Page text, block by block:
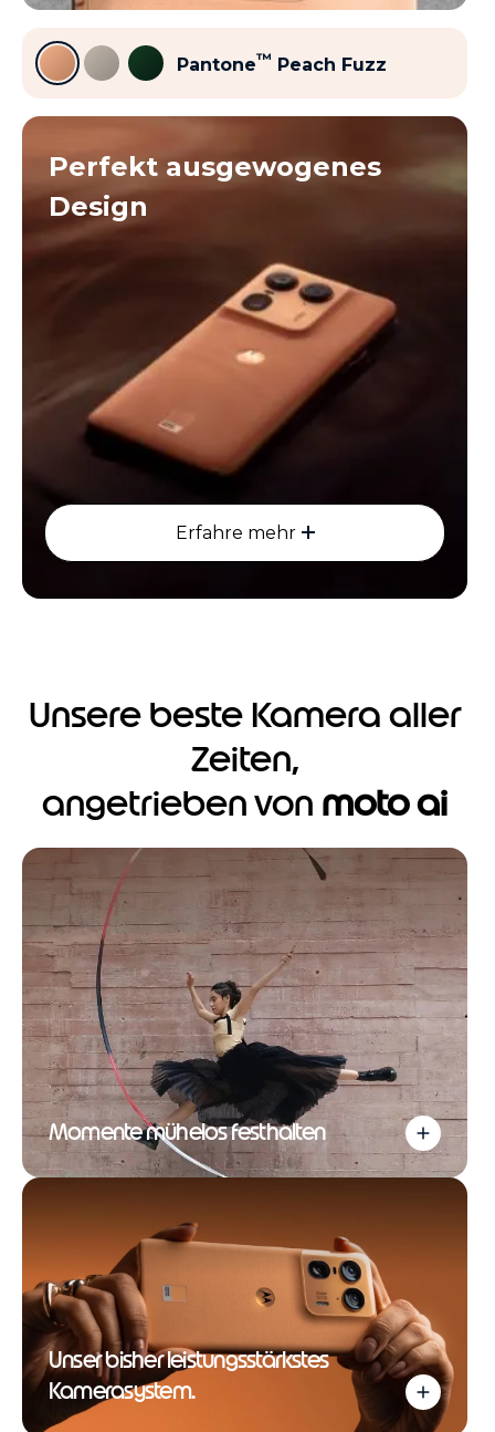
Pantone™ Peach Fuzz
Perfekt ausgewogenes
Design
Erfahre mehr
Unsere beste Kamera aller
Zeiten,
angetrieben von moto ai
Momente mühelos festhalten
Unser bisher leistungsstärkstes
Kamerasystem.